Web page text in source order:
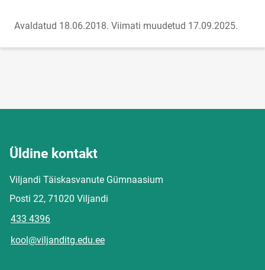
Avaldatud 18.06.2018. Viimati muudetud 17.09.2025.
Üldine kontakt
Viljandi Täiskasvanute Gümnaasium
Posti 22, 71020 Viljandi
433 4396
kool@viljanditg.edu.ee